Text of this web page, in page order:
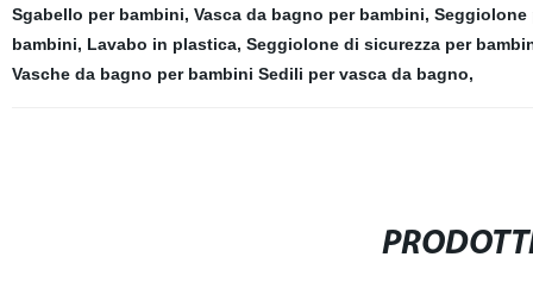
Sgabello per bambini, Vasca da bagno per bambini, Seggiolone
bambini, Lavabo in plastica, Seggiolone di sicurezza per
Vasche da bagno per bambini Sedili per vasca da bagno,